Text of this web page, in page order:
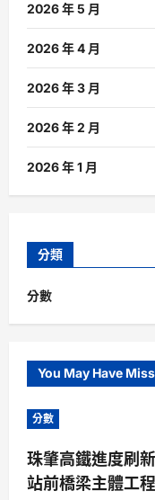
2026 年 5 月
2026 年 4 月
2026 年 3 月
2026 年 2 月
2026 年 1 月
分類
分數
You May Have
分數
珠肇高鐵進度刷
站前橋梁主體工